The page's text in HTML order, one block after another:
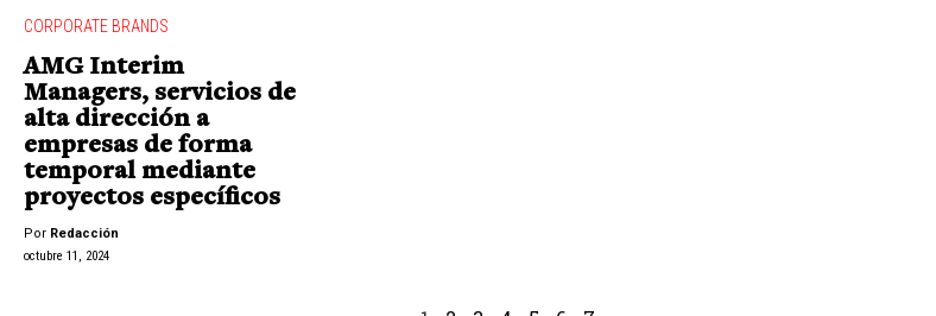
CORPORATE BRANDS
AMG Interim
Managers, servicios de
alta dirección a
empresas de forma
temporal mediante
proyectos específicos
Por Redacción
octubre 11, 2024